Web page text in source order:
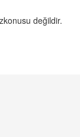
değildir.